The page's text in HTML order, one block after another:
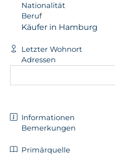
Nationalität
Beruf
Käufer in Hamburg
Letzter Wohnort
Adressen
Informationen
Bemerkungen
Primärquelle